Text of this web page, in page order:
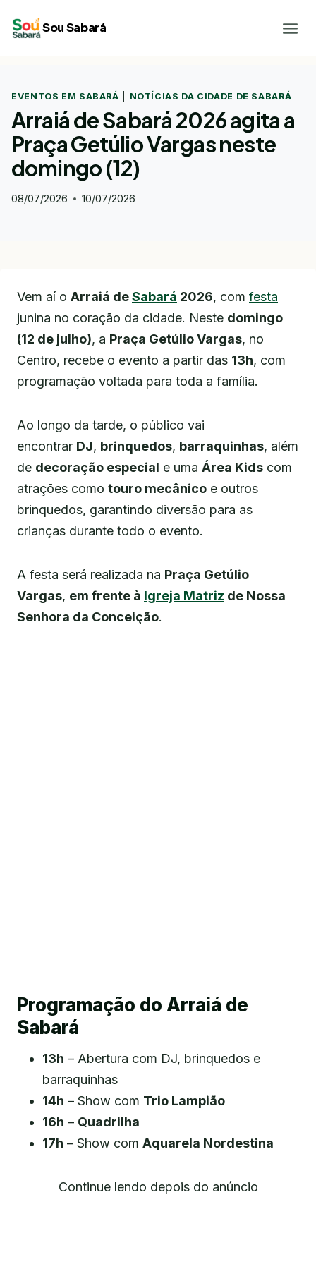
para
Sou Sabará
EVENTOS EM SABARÁ NOTÍCIAS DA CIDADE DE SABARÁ
Arraiá de Sabará 2026 agita a
Praça Getúlio Vargas neste
domingo (12)
08/07/2026 10/07/2026
Vem aí o Arraiá deSabará 2026, com festa
junina no coração da cidade. Neste domingo
(12 de julho), a Praça Getúlio Vargas, no
Centro, recebe o evento a partir das 13h, com
programação voltada para toda a família.
Ao longo da tarde, o público vai
encontrar DJ, brinquedos, barraquinhas, além
de decoração especial e uma Área Kids com
atrações como touro mecânico e outros
brinquedos, garantindo diversão para as
crianças durante todo o evento.
A festa será realizada na Praça Getúlio
Vargas, em frente à Igreja Matriz de Nossa
Senhora da Conceição.
Programação do Arraiá de
Sabará
13h – Abertura com DJ, brinquedos e
barraquinhas
14h – Show com Trio Lampião
16h – Quadrilha
17h – Show com Aquarela Nordestina
Continue lendo depois do anúncio